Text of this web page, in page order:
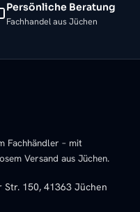
Persönliche Beratung
Fachhandel aus Jüchen
Fachhändler – mit
Versand aus Jüchen.
Str. 150, 41363 Jüchen